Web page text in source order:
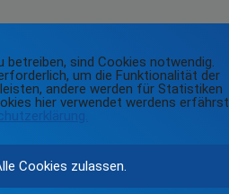
betreiben, sind Cookies notwendig.
um die Funktionalität der
andere werden für Statistiken
hier verwendet werdens erfährst
Cookies zulassen.